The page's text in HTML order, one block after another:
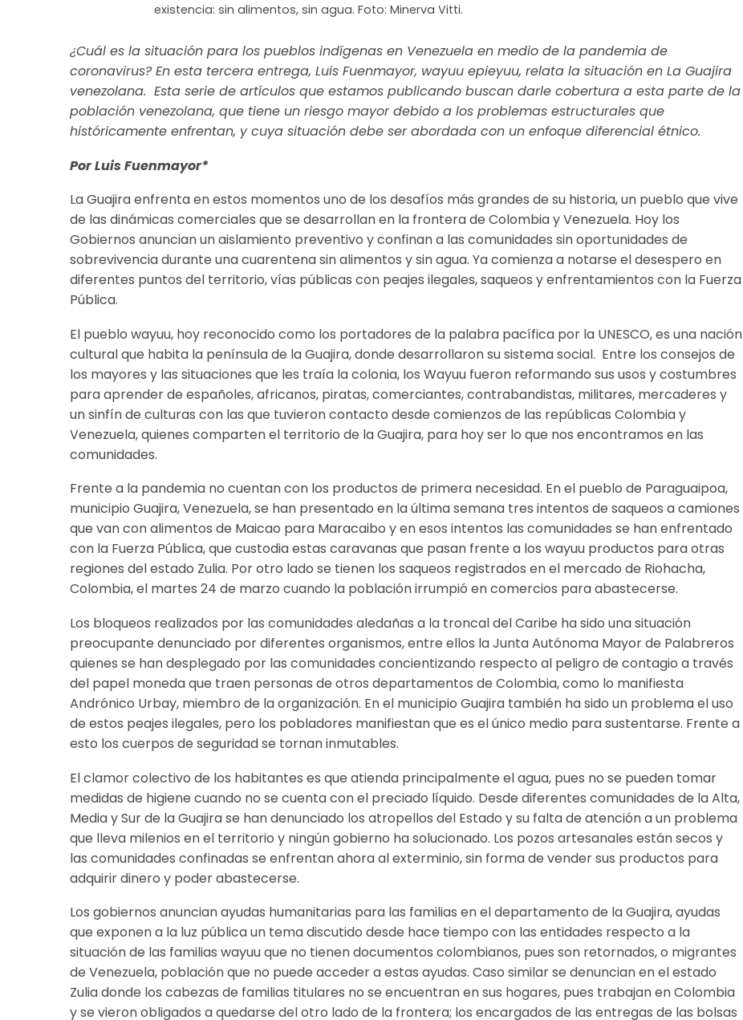
existencia: sin alimentos, sin agua. Foto: Minerva Vitti.
¿Cuál es la situación para los pueblos indígenas en Venezuela en medio de la pandemia de
coronavirus? En esta tercera entrega, Luis Fuenmayor, wayuu epieyuu, relata la situación en La Guajira
venezolana. Esta serie de artículos que estamos publicando buscan darle cobertura a esta parte de la
población venezolana, que tiene un riesgo mayor debido a los problemas estructurales que
históricamente enfrentan, y cuya situación debe ser abordada con un enfoque diferencial étnico.
Por Luis Fuenmayor*
La Guajira enfrenta en estos momentos uno de los desafíos más grandes de su historia, un pueblo que vive
de las dinámicas comerciales que se desarrollan en la frontera de Colombia y Venezuela. Hoy los
Gobiernos anuncian un aislamiento preventivo y confinan a las comunidades sin oportunidades de
sobrevivencia durante una cuarentena sin alimentos y sin agua. Ya comienza a notarse el desespero en
diferentes puntos del territorio, vías públicas con peajes ilegales, saqueos y enfrentamientos con la Fuerza
Pública.
El pueblo wayuu, hoy reconocido como los portadores de la palabra pacífica por la UNESCO, es una nación
cultural que habita la península de la Guajira, donde desarrollaron su sistema social. Entre los consejos de
los mayores y las situaciones que les traía la colonia, los Wayuu fueron reformando sus usos y costumbres
para aprender de españoles, africanos, piratas, comerciantes, contrabandistas, militares, mercaderes y
un sinfín de culturas con las que tuvieron contacto desde comienzos de las repúblicas Colombia y
Venezuela, quienes comparten el territorio de la Guajira, para hoy ser lo que nos encontramos en las
comunidades.
Frente a la pandemia no cuentan con los productos de primera necesidad. En el pueblo de Paraguaipoa,
municipio Guajira, Venezuela, se han presentado en la última semana tres intentos de saqueos a camiones
que van con alimentos de Maicao para Maracaibo y en esos intentos las comunidades se han enfrentado
con la Fuerza Pública, que custodia estas caravanas que pasan frente a los wayuu productos para otras
regiones del estado Zulia. Por otro lado se tienen los saqueos registrados en el mercado de Riohacha,
Colombia, el martes 24 de marzo cuando la población irrumpió en comercios para abastecerse.
Los bloqueos realizados por las comunidades aledañas a la troncal del Caribe ha sido una situación
preocupante denunciado por diferentes organismos, entre ellos la Junta Autónoma Mayor de Palabreros
quienes se han desplegado por las comunidades concientizando respecto al peligro de contagio a través
del papel moneda que traen personas de otros departamentos de Colombia, como lo manifiesta
Andrónico Urbay, miembro de la organización. En el municipio Guajira también ha sido un problema el uso
de estos peajes ilegales, pero los pobladores manifiestan que es el único medio para sustentarse. Frente a
esto los cuerpos de seguridad se tornan inmutables.
El clamor colectivo de los habitantes es que atienda principalmente el agua, pues no se pueden tomar
medidas de higiene cuando no se cuenta con el preciado líquido. Desde diferentes comunidades de la Alta,
Media y Sur de la Guajira se han denunciado los atropellos del Estado y su falta de atención a un problema
que lleva milenios en el territorio y ningún gobierno ha solucionado. Los pozos artesanales están secos y
las comunidades confinadas se enfrentan ahora al exterminio, sin forma de vender sus productos para
adquirir dinero y poder abastecerse.
Los gobiernos anuncian ayudas humanitarias para las familias en el departamento de la Guajira, ayudas
que exponen a la luz pública un tema discutido desde hace tiempo con las entidades respecto a la
situación de las familias wayuu que no tienen documentos colombianos, pues son retornados, o migrantes
de Venezuela, población que no puede acceder a estas ayudas. Caso similar se denuncian en el estado
Zulia donde los cabezas de familias titulares no se encuentran en sus hogares, pues trabajan en Colombia
y se vieron obligados a quedarse del otro lado de la frontera; los encargados de las entregas de las bolsas